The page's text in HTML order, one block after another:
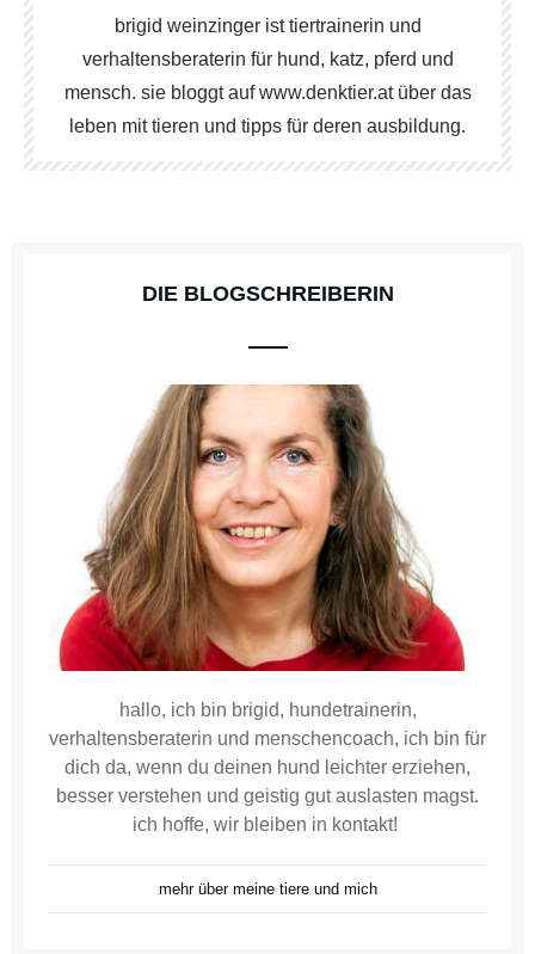
brigid weinzinger ist tiertrainerin und
verhaltensberaterin für hund, katz, pferd und
mensch. sie bloggt auf www.denktier.at über das
leben mit tieren und tipps für deren ausbildung.
DIE BLOGSCHREIBERIN
hallo, ich bin brigid, hundetrainerin,
verhaltensberaterin und menschencoach, ich bin für
dich da, wenn du deinen hund leichter erziehen,
besser verstehen und geistig gut auslasten magst.
ich hoffe, wir bleiben in kontakt!
mehr über meine tiere und mich